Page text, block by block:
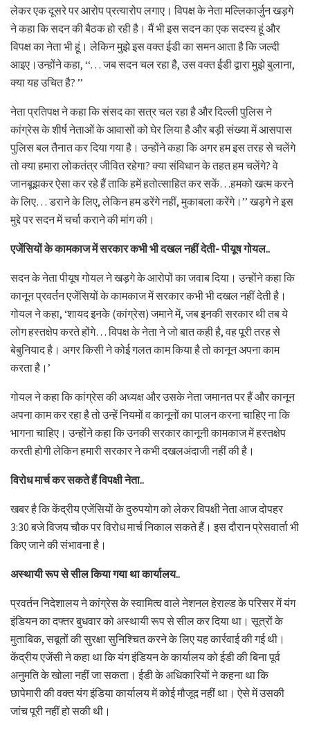
लेकर एक दूसरे पर आरोप प्रत्यारोप लगाए। विपक्ष के नेता मल्लिकार्जुन खड़गे
ने कहा कि सदन की बैठक हो रही है। मैं भी इस सदन का एक सदस्य हूं और
विपक्ष का नेता भी हूं। लेकिन मुझे इस वक्त ईडी का समन आता है कि जल्दी
आइए।उन्होंने कहा, ‘‘… जब सदन चल रहा है, उस वक्त ईडी द्वारा मुझे बुलाना,
क्या यह उचित है? ’’
नेता प्रतिपक्ष ने कहा कि संसद का सत्र चल रहा है और दिल्ली पुलिस ने
कांग्रेस के शीर्ष नेताओं के आवासों को घेर लिया है और बड़ी संख्या में आसपास
पुलिस बल तैनात कर दिया गया है। उन्होंने कहा कि अगर हम इस तरह से चलेंगे
तो क्या हमारा लोकतंत्र जीवित रहेगा? क्या संविधान के तहत हम चलेंगे? वे
जानबूझकर ऐसा कर रहे हैं ताकि हमें हतोत्साहित कर सकें…हमको खत्म करने
के लिए… डराने के लिए, लेकिन हम डरेंगे नहीं, मुकाबला करेंगे।’’ खड़गे ने इस
मुद्दे पर सदन में चर्चा कराने की मांग की।
एजेंसियों के कामकाज में सरकार कभी भी दखल नहीं देती- पीयूष गोयल..
सदन के नेता पीयूष गोयल ने खड़गे के आरोपों का जवाब दिया। उन्होंने कहा कि
कानून प्रवर्तन एजेंसियों के कामकाज में सरकार कभी भी दखल नहीं देती है।
गोयल ने कहा, ‘शायद इनके (कांग्रेस) जमाने में, जब इनकी सरकार थी तब ये
लोग हस्तक्षेप करते होंगे… विपक्ष के नेता ने जो बात कही है, वह पूरी तरह से
बेबुनियाद है। अगर किसी ने कोई गलत काम किया है तो कानून अपना काम
करता है।’
गोयल ने कहा कि कांग्रेस की अध्यक्ष और उसके नेता जमानत पर हैं और कानून
अपना काम कर रहा है तो उन्हें नियमों व कानूनों का पालन करना चाहिए ना कि
भागना चाहिए। उन्होंने कहा कि उनकी सरकार कानूनी कामकाज में हस्तक्षेप
करती होगी लेकिन हमारी सरकार ने कभी दखलअंदाजी नहीं की है।
विरोध मार्च कर सकते हैं विपक्षी नेता..
खबर है कि केंद्रीय एजेंसियों के दुरुपयोग को लेकर विपक्षी नेता आज दोपहर
3:30 बजे विजय चौक पर विरोध मार्च निकाल सकते हैं। इस दौरान प्रेसवार्ता भी
किए जाने की संभावना है।
अस्थायी रूप से सील किया गया था कार्यालय..
प्रवर्तन निदेशालय ने कांग्रेस के स्वामित्व वाले नेशनल हेराल्ड के परिसर में यंग
इंडियन का दफ्तर बुधवार को अस्थायी रूप से सील कर दिया था। सूत्रों के
मुताबिक, सबूतों की सुरक्षा सुनिश्चित करने के लिए यह कार्रवाई की गई थी।
केंद्रीय एजेंसी ने कहा था कि यंग इंडियन के कार्यालय को ईडी की बिना पूर्व
अनुमति के खोला नहीं जा सकता। ईडी के अधिकारियों ने कहना था कि
छापेमारी की वक्त यंग इंडिया कार्यालय में कोई मौजूद नहीं था। ऐसे में उसकी
जांच पूरी नहीं हो सकी थी।